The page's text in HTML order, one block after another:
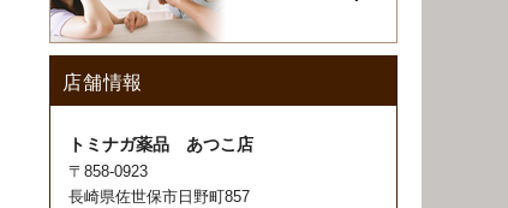
店舗情報
トミナガ薬品 あつこ店
〒858-0923
長崎県佐世保市日野町857